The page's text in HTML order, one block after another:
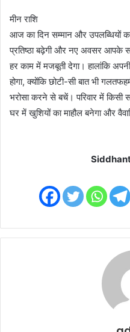
मीन राशि
आज का दिन सम्मान और उपलब्धियों
प्रतिष्ठा बढ़ेगी और नए अवसर आपके
हर काम में मजबूती देगा। हालांकि
होगा, क्योंकि छोटी-सी बात भी
भरोसा करने से बचें। परिवार में
घर में खुशियों का माहौल बनेगा और